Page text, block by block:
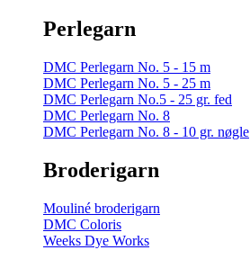
Perlegarn
DMC Perlegarn No. 5 - 15 m
DMC Perlegarn No. 5 - 25 m
DMC Perlegarn No.5 - 25 gr. fed
DMC Perlegarn No. 8
DMC Perlegarn No. 8 - 10 gr. nøgle
Broderigarn
Mouliné broderigarn
DMC Coloris
Weeks Dye Works